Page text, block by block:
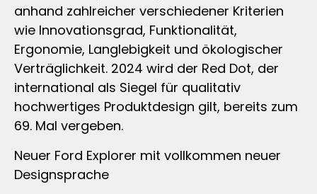
anhand zahlreicher verschiedener Kriterien
wie Innovationsgrad, Funktionalität,
Ergonomie, Langlebigkeit und ökologischer
Verträglichkeit. 2024 wird der Red Dot, der
international als Siegel für qualitativ
hochwertiges Produktdesign gilt, bereits zum
69. Mal vergeben.
Neuer Ford Explorer mit vollkommen neuer
Designsprache